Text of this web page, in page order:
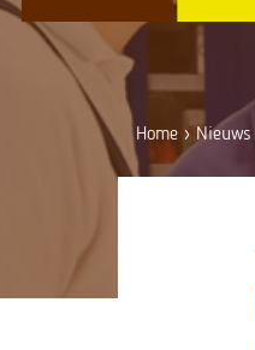
Home ›Nieuws